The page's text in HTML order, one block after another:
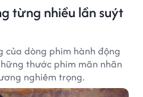
từng nhiều lần suýt
của dòng phim hành động
thước phim mãn nhãn
nghiêm trọng.